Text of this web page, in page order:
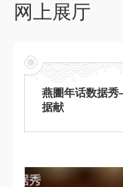
网上展厅
燕圕年话数据
据献